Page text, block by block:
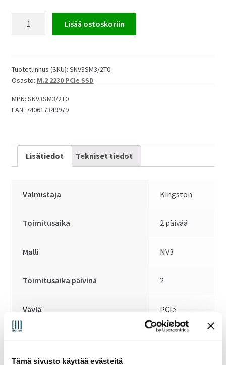
Tämä sivusto käyttää evästeitä
SSD
M.2
PCIe
Lisää ostoskoriin
Tuotetunnus (SKU): SNV3SM3/2T0
Osasto: M.2 2230 PCIe SSD
MPN: SNV3SM3/2T0
EAN: 740617349979
Lisätiedot Tekniset tiedot
Valmistaja Kingston
Toimitusaika 2 päivää
Malli NV3
Toimitusaika päivinä 2
Väylä
PCIe
Gen4x4